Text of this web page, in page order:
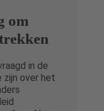
om
in de
zijn over het